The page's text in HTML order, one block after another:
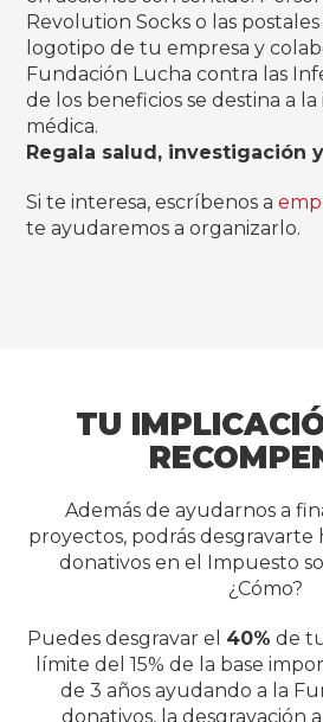
Revolution Socks o las postales
logotipo de tu empresa y
Fundación Lucha contra las
de los beneficios se destina a
médica.
Regala salud, investigación
Si te interesa, escríbenos a
te ayudaremos a organizarlo.
TU
Además de ayudarnos a
proyectos, podrás desgravarte
donativos en el Impuesto
¿Cómo?
Puedes desgravar el 40% de
límite del 15% de la base
de 3 años ayudando a la
donativos, la desgravación